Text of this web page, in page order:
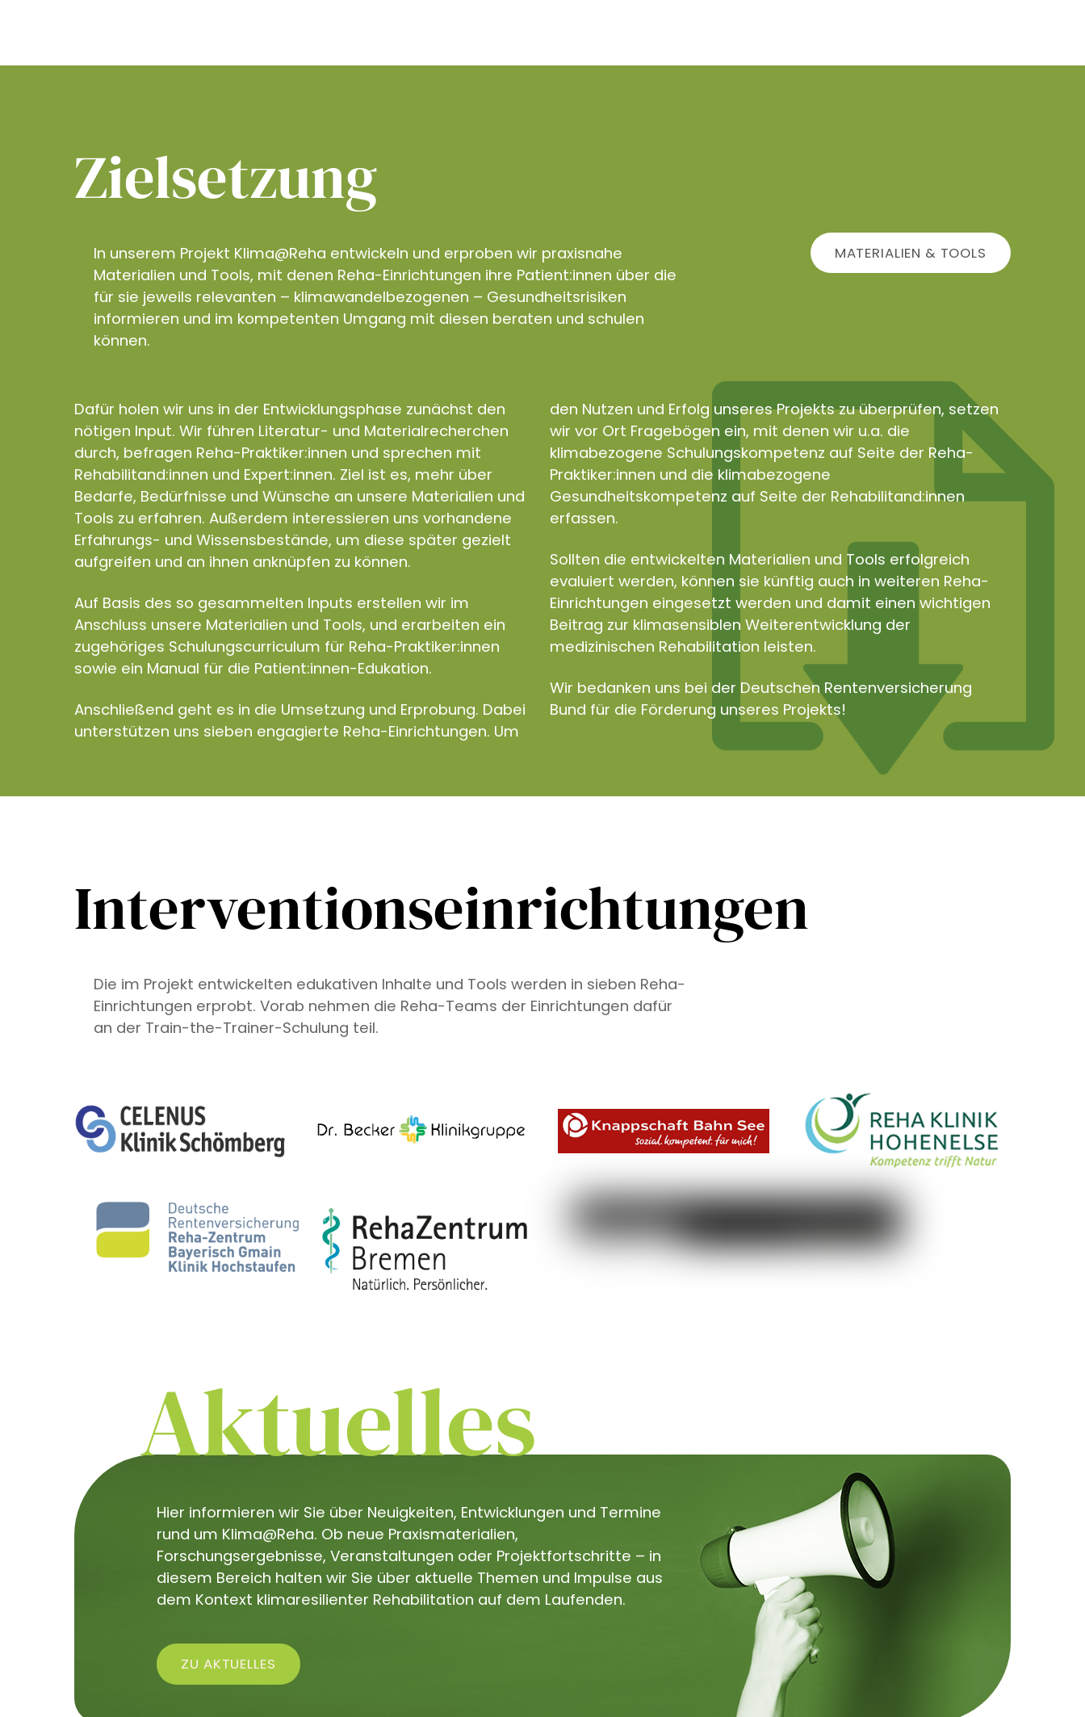
Zielsetzung
In unserem Projekt Klima@Reha entwickeln und erproben wir praxisnahe
Materialien und Tools, mit denen Reha-Einrichtungen ihre Patient:innen über die
für sie jeweils relevanten – klimawandelbezogenen – Gesundheitsrisiken
informieren und im kompetenten Umgang mit diesen beraten und schulen
können.
MATERIALIEN & TOOLS
Dafür holen wir uns in der Entwicklungsphase zunächst den
nötigen Input. Wir führen Literatur- und Materialrecherchen
durch, befragen Reha-Praktiker:innen und sprechen mit
Rehabilitand:innen und Expert:innen. Ziel ist es, mehr über
Bedarfe, Bedürfnisse und Wünsche an unsere Materialien und
Tools zu erfahren. Außerdem interessieren uns vorhandene
Erfahrungs- und Wissensbestände, um diese später gezielt
aufgreifen und an ihnen anknüpfen zu können.
Auf Basis des so gesammelten Inputs erstellen wir im
Anschluss unsere Materialien und Tools, und erarbeiten ein
zugehöriges Schulungscurriculum für Reha-Praktiker:innen
sowie ein Manual für die Patient:innen-Edukation.
Anschließend geht es in die Umsetzung und Erprobung. Dabei
unterstützen uns sieben engagierte Reha-Einrichtungen. Um
den Nutzen und Erfolg unseres Projekts zu überprüfen, setzen
wir vor Ort Fragebögen ein, mit denen wir u.a. die
klimabezogene Schulungskompetenz auf Seite der Reha-
Praktiker:innen und die klimabezogene
Gesundheitskompetenz auf Seite der Rehabilitand:innen
erfassen.
Sollten die entwickelten Materialien und Tools erfolgreich
evaluiert werden, können sie künftig auch in weiteren Reha-
Einrichtungen eingesetzt werden und damit einen wichtigen
Beitrag zur klimasensiblen Weiterentwicklung der
medizinischen Rehabilitation leisten.
Wir bedanken uns bei der Deutschen Rentenversicherung
Bund für die Förderung unseres Projekts!
Interventionseinrichtungen
Die im Projekt entwickelten edukativen Inhalte und Tools werden in sieben Reha-
Einrichtungen erprobt. Vorab nehmen die Reha-Teams der Einrichtungen dafür
an der Train-the-Trainer-Schulung teil.
Aktuelles
Hier informieren wir Sie über Neuigkeiten, Entwicklungen und Termine
rund um Klima@Reha. Ob neue Praxismaterialien,
Forschungsergebnisse, Veranstaltungen oder Projektfortschritte – in
diesem Bereich halten wir Sie über aktuelle Themen und Impulse aus
dem Kontext klimaresilienter Rehabilitation auf dem Laufenden.
ZU AKTUELLES